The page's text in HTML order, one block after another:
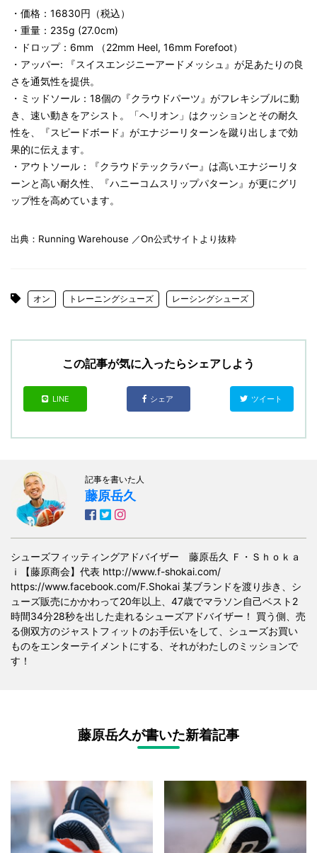
・価格：16830円（税込）
・重量：235g (27.0cm)
・ドロップ：6mm （22mm Heel, 16mm Forefoot）
・アッパー: 『スイスエンジニーアードメッシュ』が足あたりの良
さを通気性を提供。
・ミッドソール：18個の『クラウドパーツ』がフレキシブルに動
き、速い動きをアシスト。「ヘリオン」はクッションとその耐久
性を、『スピードボード』がエナジーリターンを蹴り出しまで効
果的に伝えます。
・アウトソール：『クラウドテックラバー』は高いエナジーリタ
ーンと高い耐久性、『ハニーコムスリップパターン』が更にグリ
ップ性を高めています。
出典：Running Warehouse ／On公式サイトより抜粋
オン トレーニングシューズ レーシングシューズ
この記事が気に入ったらシェアしよう
LINE シェア ツイート
記事を書いた人
藤原岳久
シューズフィッティングアドバイザー 藤原岳久 Ｆ・Ｓｈｏｋａ
ｉ【藤原商会】代表 http://www.f-shokai.com/
https://www.facebook.com/F.Shokai 某ブランドを渡り歩き、シ
ューズ販売にかかわって20年以上、47歳でマラソン自己ベスト2
時間34分28秒を出した走れるシューズアドバイザー！ 買う側、売
る側双方のジャストフィットのお手伝いをして、シューズお買い
ものをエンターテイメントにする、それがわたしのミッションで
す！
藤原岳久が書いた新着記事